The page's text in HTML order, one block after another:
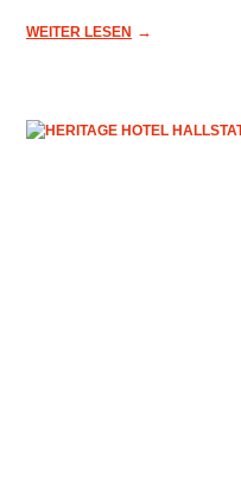
WEITER LESEN →